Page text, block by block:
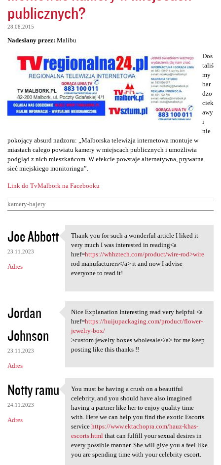
publicznych?
28.08.2015
Nadesłany przez: Malibu
Dos
taliś
my
bar
dzo
ciek
awy
i
nie
pokojący absurd nadzoru: „Malborska telewizja internetowa montuje w
miastach całego powiatu kamery w miejscach publicznych i umożliwia
podgląd z nich mieszkańcom. W efekcie powstaje alternatywna, prywatna
sieć miejskiego monitoringu”.
Link do TvMalbork na Facebooku
kamery-bajery
K
o
m
e
a
z
e
Joe Abbott
23.11.2023
Adres
Thank you for such a
Thank you for such a wonderful article I liked it
very much I was interested in reading<a
href=https://whhztech.com/product/wire-rod>wire
rod manufacturers</a> it and now I advise
everyone to read it!
Jordan
Johnson
23.11.2023
Adres
Nice Explanation Interesting
Nice Explanation Interesting read very helpful <a
href=https://huijupackaging.com/product/flower-
jewelry-box/
>custom jewelry boxes wholesale</a> for me keep
posting like this thanks !!
Notty ramu
24.11.2023
Adres
You must be having a crush on
You must be having a crush on a beautiful
celebrity, and you should have also imagined
having a partner like her to enjoy quality time
with. Here we can help you find the exotic Escorts
service https://www.ektachopra.com/hauz-khas-
escorts.html that can fulfill your sexual desires in
every possible manner. She will give you a feel like
you are spending time with your celebrity escort.